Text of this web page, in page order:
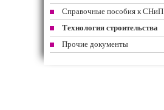
Справочные пособия к СНиП
Технология строительства
Прочие документы